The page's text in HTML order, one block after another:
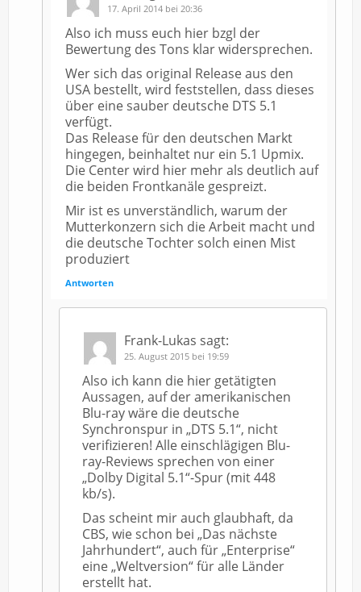
17. April 2014 bei 20:36
Also ich muss euch hier bzgl der
Bewertung des Tons klar widersprechen.
Wer sich das original Release aus den
USA bestellt, wird feststellen, dass dieses
über eine sauber deutsche DTS 5.1
verfügt.
Das Release für den deutschen Markt
hingegen, beinhaltet nur ein 5.1 Upmix.
Die Center wird hier mehr als deutlich auf
die beiden Frontkanäle gespreizt.
Mir ist es unverständlich, warum der
Mutterkonzern sich die Arbeit macht und
die deutsche Tochter solch einen Mist
produziert
Antworten
Frank-Lukas sagt:
25. August 2015 bei 19:59
Also ich kann die hier getätigten
Aussagen, auf der amerikanischen
Blu-ray wäre die deutsche
Synchronspur in „DTS 5.1“, nicht
verifizieren! Alle einschlägigen Blu-
ray-Reviews sprechen von einer
„Dolby Digital 5.1“-Spur (mit 448
kb/s).
Das scheint mir auch glaubhaft, da
CBS, wie schon bei „Das nächste
Jahrhundert“, auch für „Enterprise“
eine „Weltversion“ für alle Länder
erstellt hat.